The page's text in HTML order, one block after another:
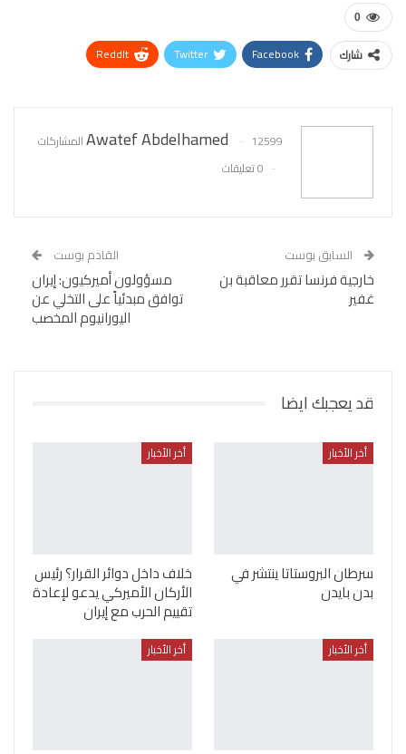
0
شارك Facebook
Twitter
ReddIt
Awatef Abdelhamed
12599 المشاركات
0 تعليقات
السابق بوست
خارجية فرنسا تقرر معاقبة بن
غفير
القادم بوست
مسؤولون أميركيون: إيران
توافق مبدئياً على التخلي عن
اليورانيوم المخصب
قد يعجبك ايضا
أخر الأخبار
سرطان البروستاتا ينتشر في
بدن بايدن
أخر الأخبار
خلاف داخل دوائر القرار؟ رئيس
الأركان الأميركي يدعو لإعادة
تقييم الحرب مع إيران
أخر الأخبار أخر الأخبار